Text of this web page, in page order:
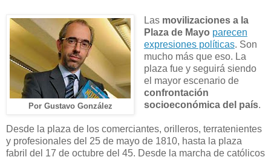
Por Gustavo González
Las movilizaciones a la
Plaza de Mayo parecen
expresiones políticas. Son
mucho más que eso. La
plaza fue y seguirá siendo
el mayor escenario de
confrontación
socioeconómica del país.
Desde la plaza de los comerciantes, orilleros, terratenientes
y profesionales del 25 de mayo de 1810, hasta la plaza
fabril del 17 de octubre del 45. Desde la marcha de católicos